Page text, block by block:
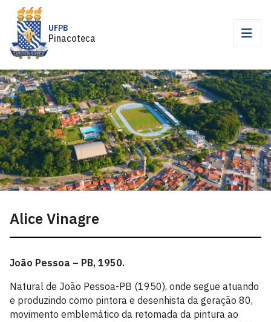
UFPB
Pinacoteca
Alice Vinagre
João Pessoa – PB, 1950.
Natural de João Pessoa-PB (1950), onde segue atuando
e produzindo como pintora e desenhista da geração 80,
movimento emblemático da retomada da pintura ao